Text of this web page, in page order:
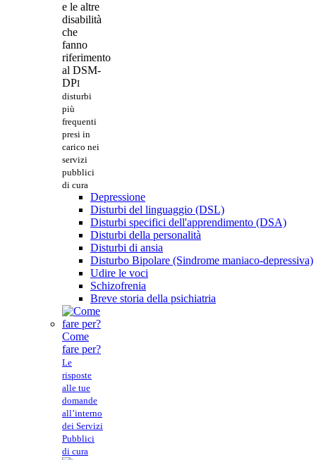
e le altre
disabilità
che
fanno
riferimento
al DSM-
DPI
disturbi
più
frequenti
presi in
carico nei
servizi
pubblici
di cura
Depressione
Disturbi del linguaggio (DSL)
Disturbi specifici dell'apprendimento (DSA)
Disturbi della personalità
Disturbi di ansia
Disturbo Bipolare (Sindrome maniaco-depressiva)
Udire le voci
Schizofrenia
Breve storia della psichiatria
Come
fare per?
Le
risposte
alle tue
domande
all’interno
dei Servizi
Pubblici
di cura